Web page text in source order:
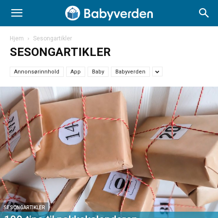
Hjem Sesongartikler
SESONGARTIKLER
Annonsørinnhold App Baby Babyverden
SESONGARTIKLER